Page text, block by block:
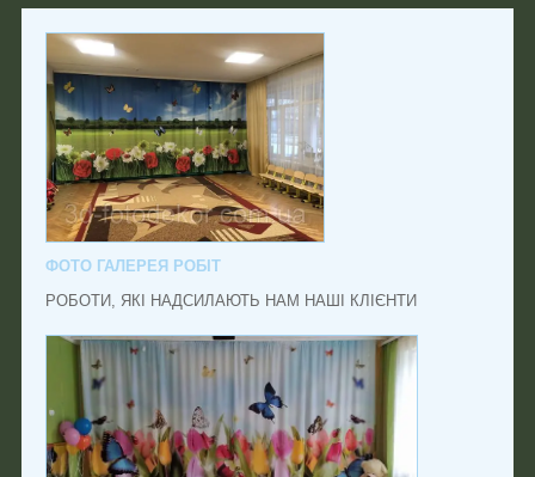
ФОТО ГАЛЕРЕЯ РОБІТ
РОБОТИ, ЯКІ НАДСИЛАЮТЬ НАМ НАШІ КЛІЄНТИ